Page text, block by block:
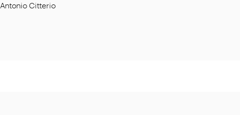
Antonio Citterio